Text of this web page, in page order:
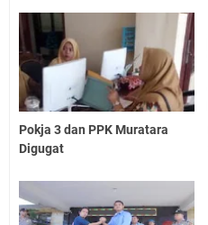
Pokja 3 dan PPK Muratara
Digugat